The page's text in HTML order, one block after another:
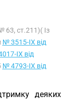
63, ст.211)( Із
№ 3515-IX від
IX від
№ 4793-IX від
деяких